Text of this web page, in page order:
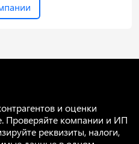
и оценки
Проверяйте компании и ИП
реквизиты, налоги,